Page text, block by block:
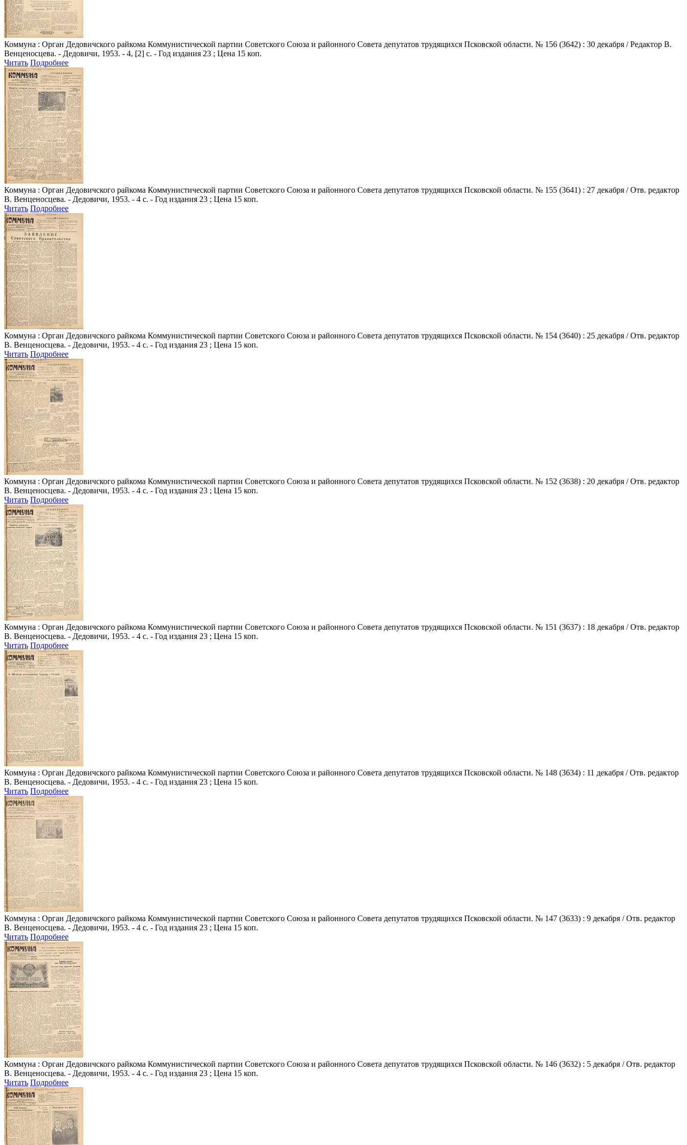
Коммуна : Орган Дедовичского райкома Коммунистической партии Советского Союза и районного Совета депутатов трудящихся Псковской области. № 156 (3642) : 30 декабря / Редактор В.
Венценосцева. - Дедовичи, 1953. - 4, [2] с. - Год издания 23 ; Цена 15 коп.
Читать Подробнее
Коммуна : Орган Дедовичского райкома Коммунистической партии Советского Союза и районного Совета депутатов трудящихся Псковской области. № 155 (3641) : 27 декабря / Отв. редактор
В. Венценосцева. - Дедовичи, 1953. - 4 с. - Год издания 23 ; Цена 15 коп.
Читать Подробнее
Коммуна : Орган Дедовичского райкома Коммунистической партии Советского Союза и районного Совета депутатов трудящихся Псковской области. № 154 (3640) : 25 декабря / Отв. редактор
В. Венценосцева. - Дедовичи, 1953. - 4 с. - Год издания 23 ; Цена 15 коп.
Читать Подробнее
Коммуна : Орган Дедовичского райкома Коммунистической партии Советского Союза и районного Совета депутатов трудящихся Псковской области. № 152 (3638) : 20 декабря / Отв. редактор
В. Венценосцева. - Дедовичи, 1953. - 4 с. - Год издания 23 ; Цена 15 коп.
Читать Подробнее
Коммуна : Орган Дедовичского райкома Коммунистической партии Советского Союза и районного Совета депутатов трудящихся Псковской области. № 151 (3637) : 18 декабря / Отв. редактор
В. Венценосцева. - Дедовичи, 1953. - 4 с. - Год издания 23 ; Цена 15 коп.
Читать Подробнее
Коммуна : Орган Дедовичского райкома Коммунистической партии Советского Союза и районного Совета депутатов трудящихся Псковской области. № 148 (3634) : 11 декабря / Отв. редактор
В. Венценосцева. - Дедовичи, 1953. - 4 с. - Год издания 23 ; Цена 15 коп.
Читать Подробнее
Коммуна : Орган Дедовичского райкома Коммунистической партии Советского Союза и районного Совета депутатов трудящихся Псковской области. № 147 (3633) : 9 декабря / Отв. редактор
В. Венценосцева. - Дедовичи, 1953. - 4 с. - Год издания 23 ; Цена 15 коп.
Читать Подробнее
Коммуна : Орган Дедовичского райкома Коммунистической партии Советского Союза и районного Совета депутатов трудящихся Псковской области. № 146 (3632) : 5 декабря / Отв. редактор
В. Венценосцева. - Дедовичи, 1953. - 4 с. - Год издания 23 ; Цена 15 коп.
Читать Подробнее